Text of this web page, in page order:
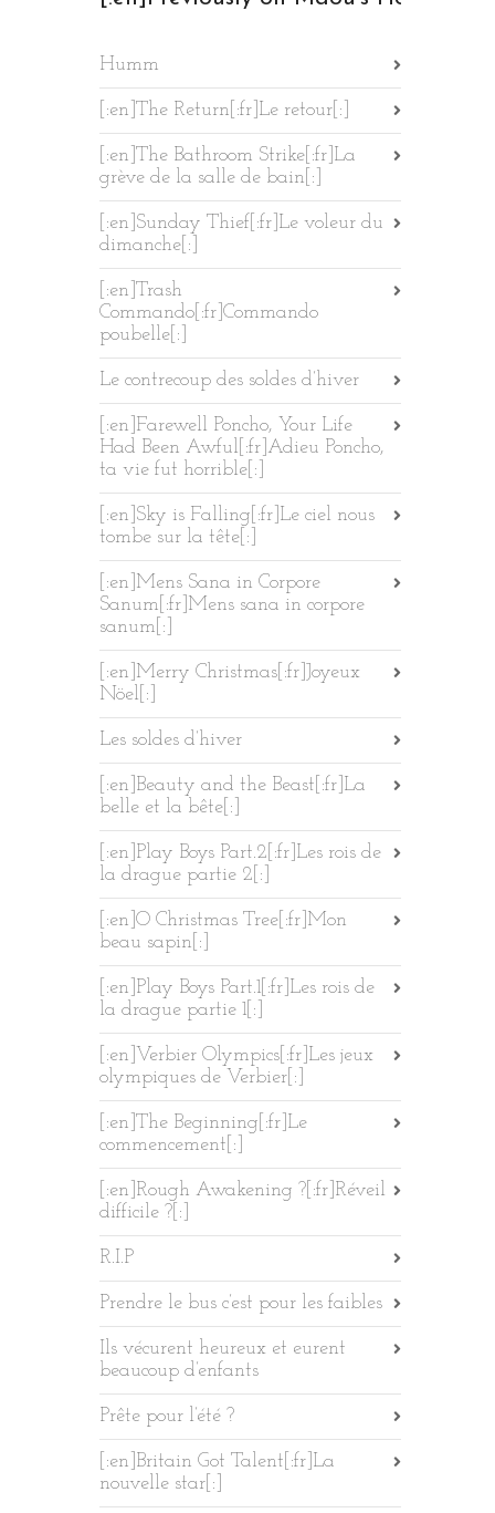
Humm
[:en]The Return[:fr]Le retour[:]
[:en]The Bathroom Strike[:fr]La
grève de la salle de bain[:]
[:en]Sunday Thief[:fr]Le voleur du
dimanche[:]
[:en]Trash
Commando[:fr]Commando
poubelle[:]
Le contrecoup des soldes d’hiver
[:en]Farewell Poncho, Your Life
Had Been Awful[:fr]Adieu Poncho,
ta vie fut horrible[:]
[:en]Sky is Falling[:fr]Le ciel nous
tombe sur la tête[:]
[:en]Mens Sana in Corpore
Sanum[:fr]Mens sana in corpore
sanum[:]
[:en]Merry Christmas[:fr]Joyeux
Nöel[:]
Les soldes d’hiver
[:en]Beauty and the Beast[:fr]La
belle et la bête[:]
[:en]Play Boys Part.2[:fr]Les rois de
la drague partie 2[:]
[:en]O Christmas Tree[:fr]Mon
beau sapin[:]
[:en]Play Boys Part.1[:fr]Les rois de
la drague partie 1[:]
[:en]Verbier Olympics[:fr]Les jeux
olympiques de Verbier[:]
[:en]The Beginning[:fr]Le
commencement[:]
[:en]Rough Awakening ?[:fr]Réveil
difficile ?[:]
R.I.P
Prendre le bus c’est pour les faibles
Ils vécurent heureux et eurent
beaucoup d’enfants
Prête pour l’été ?
[:en]Britain Got Talent[:fr]La
nouvelle star[:]